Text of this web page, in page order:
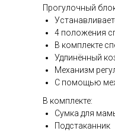
Прогулочный
4 положения
В комплекте
Удлинённый
Механизм
С помощью
В комплекте:
Сумка для
Подстаканник